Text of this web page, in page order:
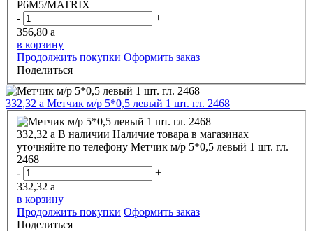
P6M5/MATRIX
-
+
356,80 a
в корзину
Продолжить покупки Оформить заказ
Поделиться
332,32 a Метчик м/р 5*0,5 левый 1 шт. гл. 2468
332,32 a В наличии Наличие товара в магазинах
уточняйте по телефону Метчик м/р 5*0,5 левый 1 шт. гл.
2468
-
+
332,32 a
в корзину
Продолжить покупки Оформить заказ
Поделиться